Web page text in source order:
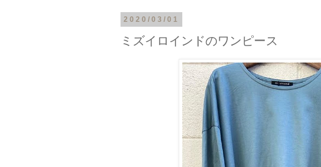
2020/03/01
ミズイロインドのワンピース